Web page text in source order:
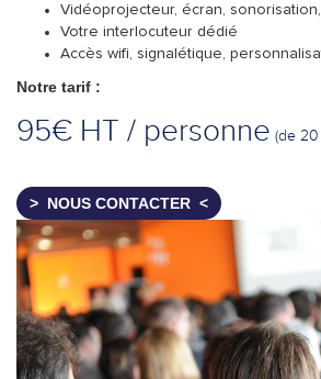
Vidéoprojecteur, écran,
Votre interlocuteur dédié
Accès wifi, signalétique,
Notre tarif :
95€ HT / personne (de
NOUS CONTACTER